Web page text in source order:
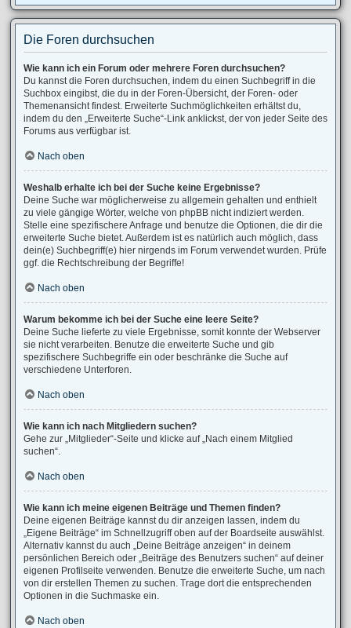
Die Foren durchsuchen
Wie kann ich ein Forum oder mehrere Foren durchsuchen?
Du kannst die Foren durchsuchen, indem du einen Suchbegriff in die
Suchbox eingibst, die du in der Foren-Übersicht, der Foren- oder
Themenansicht findest. Erweiterte Suchmöglichkeiten erhältst du,
indem du den „Erweiterte Suche“-Link anklickst, der von jeder Seite des
Forums aus verfügbar ist.
Nach oben
Weshalb erhalte ich bei der Suche keine Ergebnisse?
Deine Suche war möglicherweise zu allgemein gehalten und enthielt
zu viele gängige Wörter, welche von phpBB nicht indiziert werden.
Stelle eine spezifischere Anfrage und benutze die Optionen, die dir die
erweiterte Suche bietet. Außerdem ist es natürlich auch möglich, dass
dein(e) Suchbegriff(e) hier nirgends im Forum verwendet wurden. Prüfe
ggf. die Rechtschreibung der Begriffe!
Nach oben
Warum bekomme ich bei der Suche eine leere Seite?
Deine Suche lieferte zu viele Ergebnisse, somit konnte der Webserver
sie nicht verarbeiten. Benutze die erweiterte Suche und gib
spezifischere Suchbegriffe ein oder beschränke die Suche auf
verschiedene Unterforen.
Nach oben
Wie kann ich nach Mitgliedern suchen?
Gehe zur „Mitglieder“-Seite und klicke auf „Nach einem Mitglied
suchen“.
Nach oben
Wie kann ich meine eigenen Beiträge und Themen finden?
Deine eigenen Beiträge kannst du dir anzeigen lassen, indem du
„Eigene Beiträge“ im Schnellzugriff oben auf der Boardseite auswählst.
Alternativ kannst du auch „Deine Beiträge anzeigen“ in deinem
persönlichen Bereich oder „Beiträge des Benutzers suchen“ auf deiner
eigenen Profilseite verwenden. Benutze die erweiterte Suche, um nach
von dir erstellen Themen zu suchen. Trage dort die entsprechenden
Optionen in die Suchmaske ein.
Nach oben